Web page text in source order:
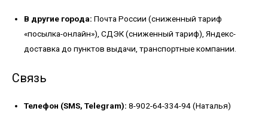
В другие города: Почта России (сниженный тариф
«посылка-онлайн»), СДЭК (сниженный тариф), Яндекс-
доставка до пунктов выдачи, транспортные компании.
Связь
Телефон (SMS, Telegram): 8-902-64-334-94 (Наталья)